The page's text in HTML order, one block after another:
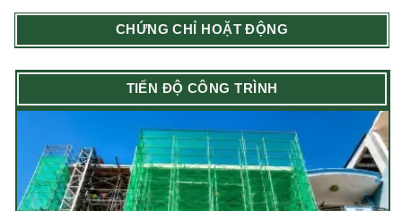
CHỨNG CHỈ HOẶT ĐỘNG
TIẾN ĐỘ CÔNG TRÌNH